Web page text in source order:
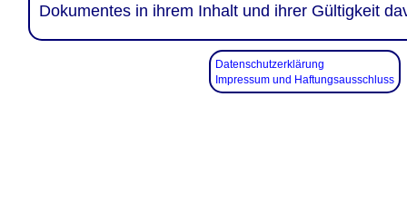
Dokumentes in ihrem Inhalt und ihrer Gültigkeit
Datenschutzerklärung
Impressum und Haftungsausschluss